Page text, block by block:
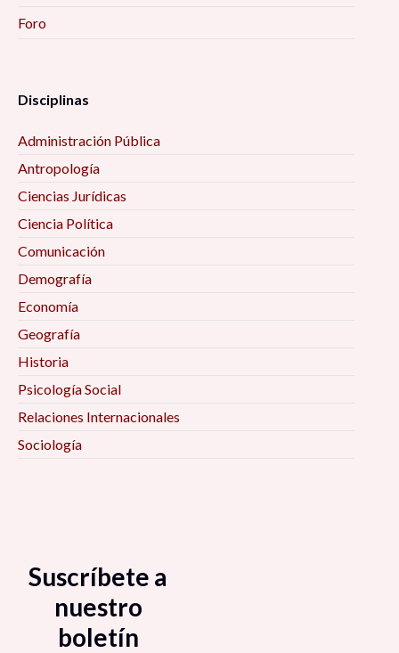
Número Especial de la revista ESCC 1:00 pm
pm
Taller «Las emociones no son cuento, pero ¡se
cuentan!» 4:00 pm
Coloquio «¿Por qué Bourdieu? Reflexiones
teórico-metodológicas y empíricas en la
Conversatorio «Temas de reflexión y análisis de
cara a las elecciones federales de México 2021»
4:00 pm
Mesa «Gestión de riesgos y Pandemia en
Regional de Gobernanza y Coordinación Social
Ante el COVID-19 (ORGA): Violencia de género
4:30 pm
Foro
Disciplinas
Administración Pública
Antropología
Ciencias Jurídicas
Ciencia Política
Comunicación
Demografía
Economía
Geografía
Historia
Psicología Social
Relaciones Internacionales
Sociología
Suscríbete a
nuestro
boletín